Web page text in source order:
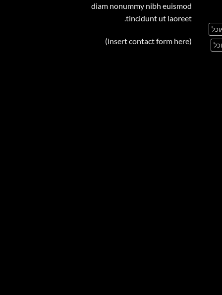
diam nonummy nibh euismod
tincidunt ut laoreet.
(insert contact form here)